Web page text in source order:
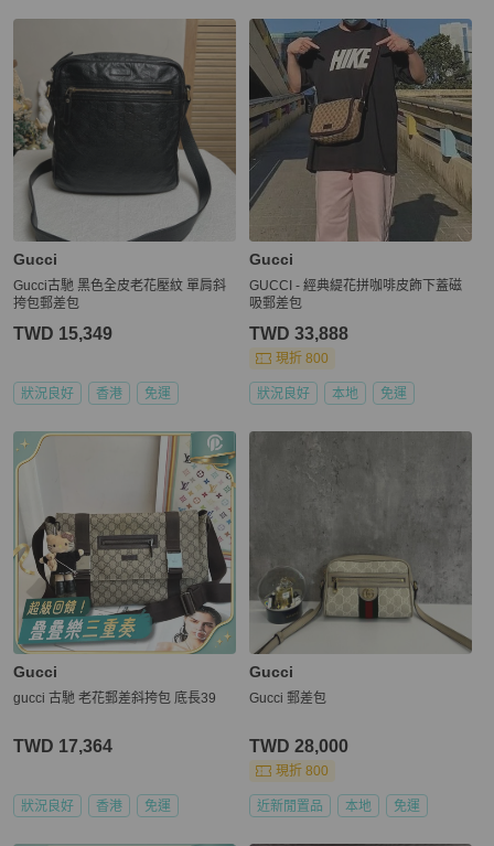
Gucci
Gucci古馳 黑色全皮老花壓紋 單肩斜
挎包郵差包
TWD 15,349
狀況良好 香港 免運
Gucci
GUCCI - 經典緹花拼咖啡皮飾下蓋磁
吸郵差包
TWD 33,888
現折 800
狀況良好 本地 免運
Gucci
gucci 古馳 老花郵差斜挎包 底長39
TWD 17,364
狀況良好 香港 免運
Gucci
Gucci 郵差包
TWD 28,000
現折 800
近新閒置品 本地 免運